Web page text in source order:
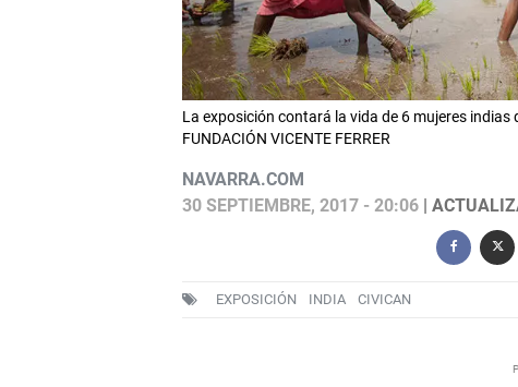
La exposición contará la vida de 6 mujeres
FUNDACIÓN VICENTE FERRER
NAVARRA.COM
30 SEPTIEMBRE, 2017 - 20:06|
EXPOSICIÓN INDIA CIVICAN